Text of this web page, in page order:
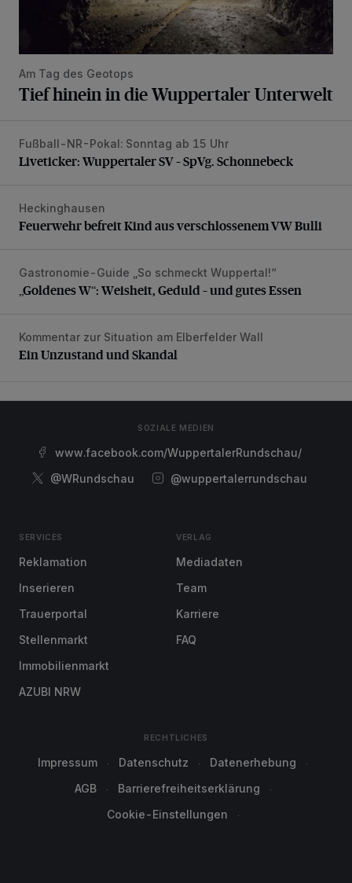
Am Tag des Geotops
Tief hinein in die Wuppertaler Unterwelt
Liveticker: Wuppertaler SV – SpVg. Schonnebeck
Fußball-NR-Pokal: Sonntag ab 15 Uhr
Liveticker: Wuppertaler SV – SpVg. Schonnebeck
Feuerwehr befreit Kind aus verschlossenem VW Bulli
Heckinghausen
Feuerwehr befreit Kind aus verschlossenem VW Bulli
„Goldenes W“: Weisheit, Geduld – und gutes Essen
Gastronomie-Guide „So schmeckt Wuppertal!“
„Goldenes W“: Weisheit, Geduld – und gutes Essen
Ein Unzustand und Skandal
Kommentar zur Situation am Elberfelder Wall
Ein Unzustand und Skandal
SOZIALE MEDIEN
www.facebook.com/WuppertalerRundschau/
@WRundschau
@wuppertalerrundschau
SERVICES
Reklamation
Inserieren
Trauerportal
Stellenmarkt
Immobilienmarkt
AZUBI NRW
VERLAG
Mediadaten
Team
Karriere
FAQ
RECHTLICHES
Impressum Datenschutz
Datenerhebung
AGB
Barrierefreiheitserklärung
Cookie-Einstellungen